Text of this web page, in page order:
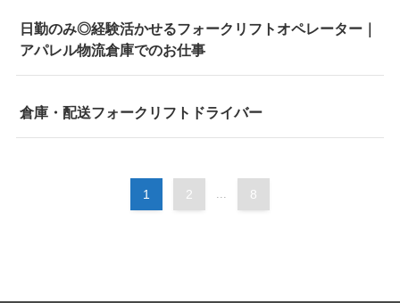
日勤のみ◎経験活かせるフォークリフトオペレーター｜
アパレル物流倉庫でのお仕事
倉庫・配送フォークリフトドライバー
1 2 8